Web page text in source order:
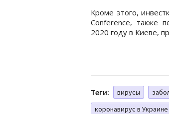
Кроме этого,
Conference, также
2020 году в Киеве,
Теги: вирусы
коронавирус в Украине